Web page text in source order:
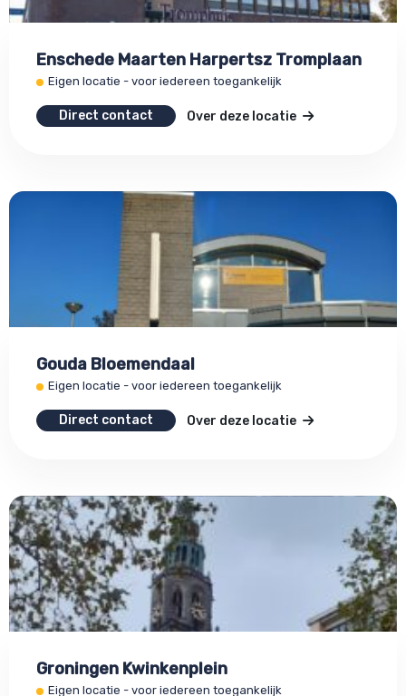
Enschede Maarten Harpertsz Tromplaan
Eigen locatie - voor iedereen toegankelijk
Direct contact Over deze locatie
Gouda Bloemendaal
Eigen locatie - voor iedereen toegankelijk
Direct contact Over deze locatie
Groningen Kwinkenplein
Eigen locatie - voor iedereen toegankelijk